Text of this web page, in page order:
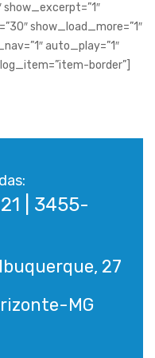
show_load_more=”1″
auto_play=”1″
border”]
saúde é melhor
| 3455-
27